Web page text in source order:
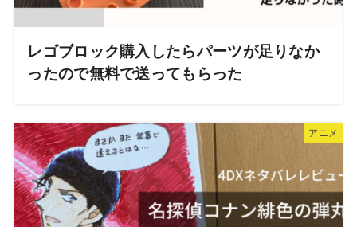
レゴブロック購入したらパーツが足りなか
ったので無料で送ってもらった
アニメ